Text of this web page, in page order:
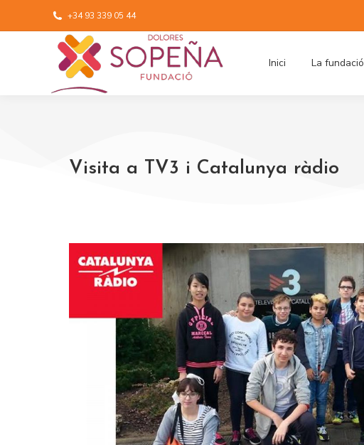
+34 93 339 05 44
Inici La fundació
Visita a TV3 i Catalunya ràdio